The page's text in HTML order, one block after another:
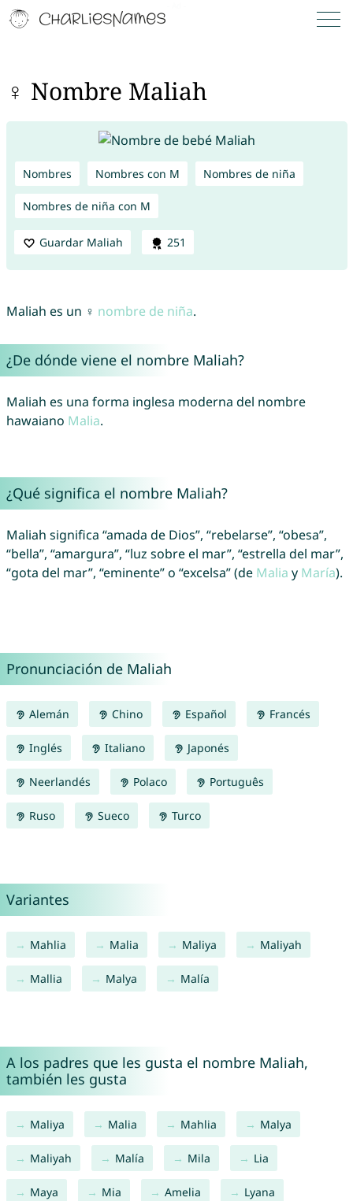
♀ Nombre Maliah
Nombres Nombres con M Nombres de niña
Nombres de niña con M
Guardar Maliah 251
Maliah es un ♀ nombre de niña.
¿De dónde viene el nombre Maliah?
Maliah es una forma inglesa moderna del nombre
hawaiano Malia.
¿Qué significa el nombre Maliah?
Maliah significa “amada de Dios”, “rebelarse”, “obesa”,
“bella”, “amargura”, “luz sobre el mar”, “estrella del mar”,
“gota del mar”, “eminente” o “excelsa” (de Malia y María).
Pronunciación de Maliah
Alemán Chino Español Francés
Inglés Italiano Japonés
Neerlandés Polaco Português
Ruso Sueco Turco
Variantes
Mahlia Malia Maliya Maliyah
Mallia Malya Malía
A los padres que les gusta el nombre Maliah,
también les gusta
Maliya Malia Mahlia Malya
Maliyah Malía Mila Lia
Maya Mia Amelia Lyana